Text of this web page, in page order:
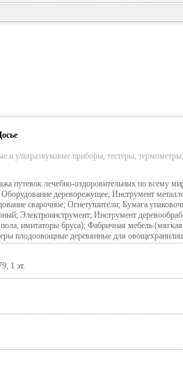
и ультразвуковые приборы, тестеры,
путевок лечебно-оздоровительных по всему
дереворежущее; Инструмент
сварочное; Огнетушители; Бумага
Электроинструмент; Инструмент
имитаторы бруса); Фабричная мебель
плодоовощные деревянные для
1 эт.